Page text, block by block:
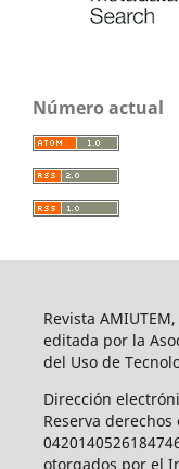
Número actual
Revista
editada por la
del Uso de
Dirección
Reserva derechos
otorgados por el